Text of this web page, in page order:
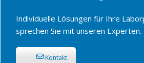
Individuelle Lösungen für Ihre
sprechen Sie mit unseren Experten.
Kontakt